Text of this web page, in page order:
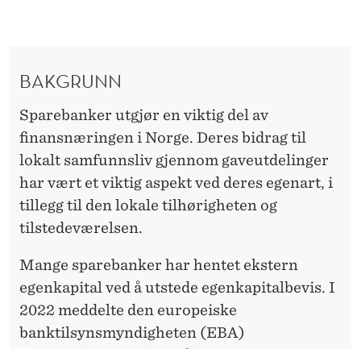
BAKGRUNN
Sparebanker utgjør en viktig del av
finansnæringen i Norge. Deres bidrag til
lokalt samfunnsliv gjennom gaveutdelinger
har vært et viktig aspekt ved deres egenart, i
tillegg til den lokale tilhørigheten og
tilstedeværelsen.
Mange sparebanker har hentet ekstern
egenkapital ved å utstede egenkapitalbevis. I
2022 meddelte den europeiske
banktilsynsmyndigheten (EBA)